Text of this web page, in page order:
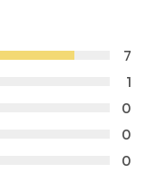
7
1
0
0
0